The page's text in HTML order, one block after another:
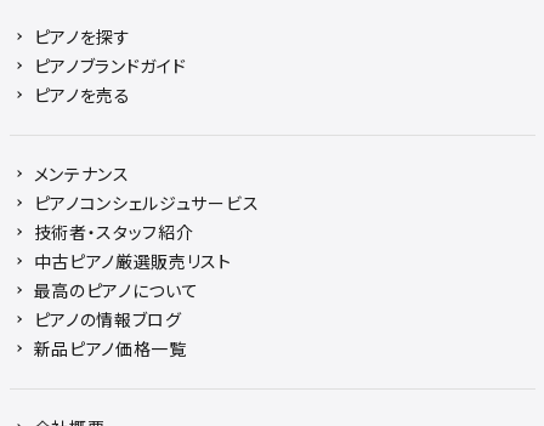
ピアノを探す
ピアノブランドガイド
ピアノを売る
メンテナンス
ピアノコンシェルジュサービス
技術者・スタッフ紹介
中古ピアノ厳選販売リスト
最高のピアノについて
ピアノの情報ブログ
新品ピアノ価格一覧